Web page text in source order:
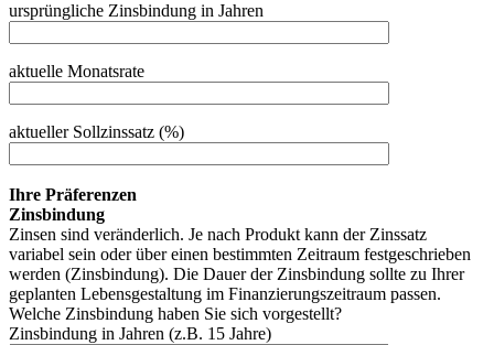
ursprüngliche Zinsbindung in Jahren
aktuelle Monatsrate
aktueller Sollzinssatz (%)
Ihre Präferenzen
Zinsbindung
Zinsen sind veränderlich. Je nach Produkt kann der Zinssatz
variabel sein oder über einen bestimmten Zeitraum festgeschrieben
werden (Zinsbindung). Die Dauer der Zinsbindung sollte zu Ihrer
geplanten Lebensgestaltung im Finanzierungszeitraum passen.
Welche Zinsbindung haben Sie sich vorgestellt?
Zinsbindung in Jahren (z.B. 15 Jahre)